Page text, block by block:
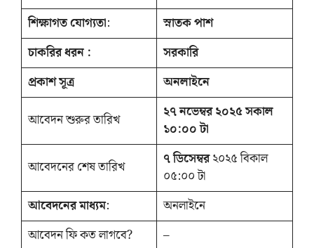
শিক্ষাগত যোগ্যতা:
স্নাতক পাশ
চাকরির ধরন :
সরকারি
প্রকাশ সূত্র
অনলাইনে
আবেদন শুরুর তারিখ
২৭ নভেম্বর ২০২৫ সকাল
১০:০০ টা
আবেদনের শেষ তারিখ
৭ ডিসেম্বর২০২৫ বিকাল
০৫:০০ টা
আবেদনের মাধ্যম:
অনলাইনে
আবেদন ফি কত লাগবে?
–